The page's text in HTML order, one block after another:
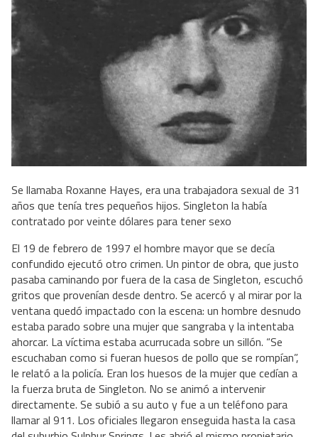
Se llamaba Roxanne Hayes, era una trabajadora sexual de 31
años que tenía tres pequeños hijos. Singleton la había
contratado por veinte dólares para tener sexo
El 19 de febrero de 1997 el hombre mayor que se decía
confundido ejecutó otro crimen. Un pintor de obra, que justo
pasaba caminando por fuera de la casa de Singleton, escuchó
gritos que provenían desde dentro. Se acercó y al mirar por la
ventana quedó impactado con la escena: un hombre desnudo
estaba parado sobre una mujer que sangraba y la intentaba
ahorcar. La víctima estaba acurrucada sobre un sillón. “Se
escuchaban como si fueran huesos de pollo que se rompían”,
le relató a la policía. Eran los huesos de la mujer que cedían a
la fuerza bruta de Singleton. No se animó a intervenir
directamente. Se subió a su auto y fue a un teléfono para
llamar al 911. Los oficiales llegaron enseguida hasta la casa